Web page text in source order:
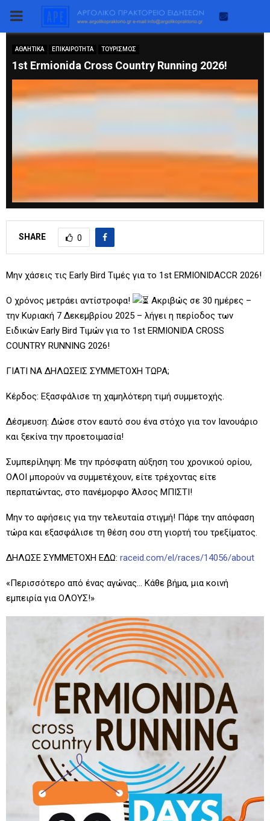
PRIMARY
MENU
ΑΘΛΗΤΙΚΑ ΕΠΙΚΑΙΡΟΤΗΤΑ ΤΟΥΡΙΣΜΟΣ
1st Ermionida Cross Country Running 2026!
SHARE 0
Μην χάσεις τις Early Bird Τιμές για το 1st ERMIONIDACCR 2026!
Ο χρόνος μετράει αντίστροφα!
Ακριβώς σε 30 ημέρες –
την Κυριακή 7 Δεκεμβρίου 2025 – λήγει η περίοδος των
Ειδικών Early Bird Τιμών για το 1st ERMIONIDA CROSS
COUNTRY RUNNING 2026!
ΓΙΑΤΙ ΝΑ ΔΗΛΩΣΕΙΣ ΣΥΜΜΕΤΟΧΗ ΤΩΡΑ;
Κέρδος: Εξασφάλισε τη χαμηλότερη τιμή συμμετοχής.
Δέσμευση: Δώσε στον εαυτό σου ένα στόχο για τον Ιανουάριο
και ξεκίνα την προετοιμασία!
Συμπερίληψη: Με την πρόσφατη αύξηση του χρονικού ορίου,
ΟΛΟΙ μπορούν να συμμετέχουν, είτε τρέχοντας είτε
περπατώντας, στο πανέμορφο Άλσος ΜΠΙΣΤΙ!
Μην το αφήσεις για την τελευταία στιγμή! Πάρε την απόφαση
τώρα και εξασφάλισε τη θέση σου στη γιορτή του τρεξίματος.
ΔΗΛΩΣΕ ΣΥΜΜΕΤΟΧΗ ΕΔΩ: raceid.com/el/races/14056/about
«Περισσότερο από ένας αγώνας… Κάθε βήμα, μια κοινή
εμπειρία για ΟΛΟΥΣ!»